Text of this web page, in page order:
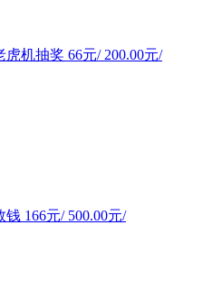
虎机抽奖 66元/ 200.00元/
钱 166元/ 500.00元/